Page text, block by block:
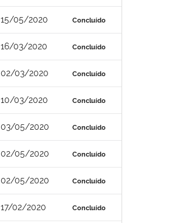
15/05/2020 Concluído
16/03/2020 Concluído
02/03/2020 Concluído
10/03/2020 Concluído
03/05/2020 Concluído
02/05/2020 Concluído
02/05/2020 Concluído
17/02/2020 Concluído